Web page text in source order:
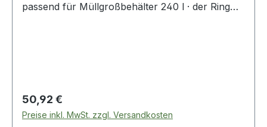
passend für Müllgroßbehälter 240 l · der Ring
Regulärer Preis:
50,92 €
Preise inkl. MwSt. zzgl. Versandkosten